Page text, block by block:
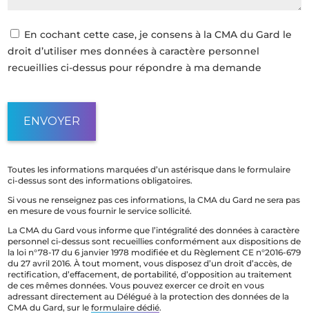
En cochant cette case, je consens à la CMA du Gard le
droit d’utiliser mes données à caractère personnel
recueillies ci-dessus pour répondre à ma demande
Toutes les informations marquées d’un astérisque dans le formulaire
ci-dessus sont des informations obligatoires.
Si vous ne renseignez pas ces informations, la CMA du Gard ne sera pas
en mesure de vous fournir le service sollicité.
La CMA du Gard vous informe que l’intégralité des données à caractère
personnel ci-dessus sont recueillies conformément aux dispositions de
la loi n°78-17 du 6 janvier 1978 modifiée et du Règlement CE n°2016-679
du 27 avril 2016. À tout moment, vous disposez d’un droit d’accès, de
rectification, d’effacement, de portabilité, d’opposition au traitement
de ces mêmes données. Vous pouvez exercer ce droit en vous
adressant directement au Délégué à la protection des données de la
CMA du Gard, sur leformulaire dédié.